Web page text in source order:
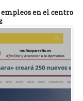
en el centro